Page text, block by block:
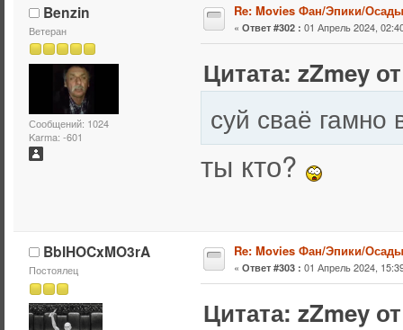
Benzin
Ветеран
Сообщений: 1024
Karma: -601
Re: Movies Фан/Эпики/Осады
« Ответ #302 : 01 Апрель 2024,
Цитата: zZmey
суй сваё гамно
ты кто?
BbIHOCxMO3rA
Постоялец
Re: Movies Фан/Эпики/Осады
« Ответ #303 : 01 Апрель 2024,
Цитата: zZmey